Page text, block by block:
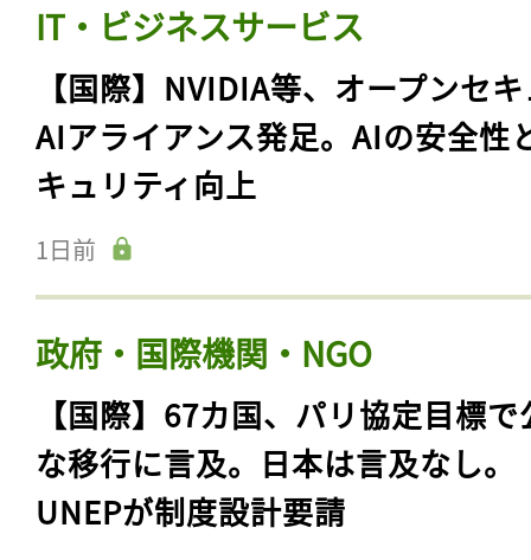
IT・ビジネスサービス
【国際】NVIDIA等、オープンセ
AIアライアンス発足。AIの安全性
キュリティ向上
1日前
政府・国際機関・NGO
【国際】67カ国、パリ協定目標で
な移行に言及。日本は言及なし。
UNEPが制度設計要請